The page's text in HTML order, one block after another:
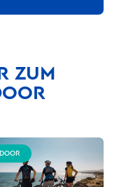
ZUM